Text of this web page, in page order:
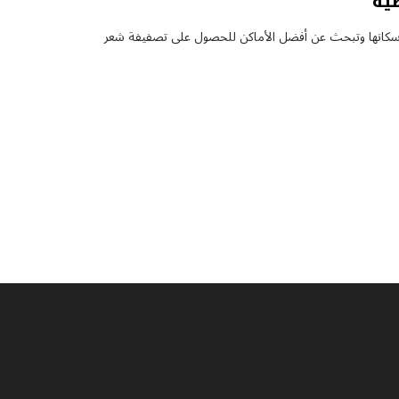
سكانها وتبحث عن أفضل الأماكن للحصول على تصفيفة شعر